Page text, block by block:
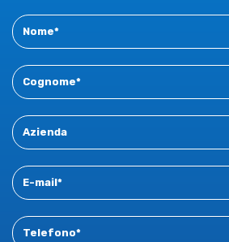
Contact
New